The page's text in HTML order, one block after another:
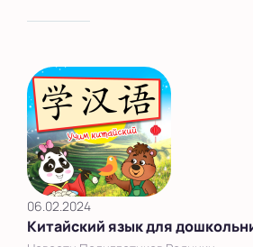
06.02.2024
Китайский язык для